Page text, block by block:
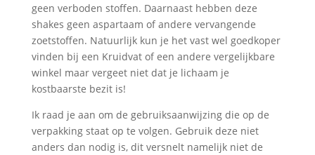
geen verboden stoffen. Daarnaast hebben deze
shakes geen aspartaam of andere vervangende
zoetstoffen. Natuurlijk kun je het vast wel goedkoper
vinden bij een Kruidvat of een andere vergelijkbare
winkel maar vergeet niet dat je lichaam je
kostbaarste bezit is!
Ik raad je aan om de gebruiksaanwijzing die op de
verpakking staat op te volgen. Gebruik deze niet
anders dan nodig is, dit versnelt namelijk niet de